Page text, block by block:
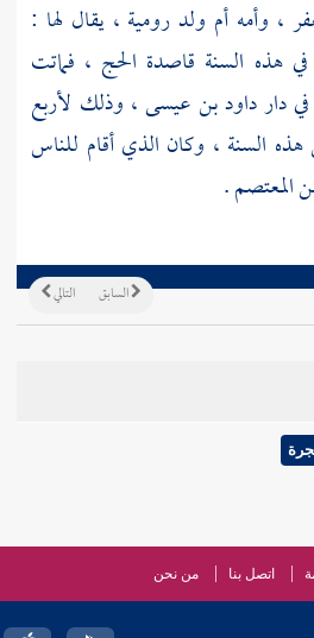
، وأمه أم ولد رومية ، يقال لها :
السنة قاصدة الحج ، فماتت
في دارداود بن عيسى ، وذلك لأربع
السنة ، وكان الذي أقام للناس
المعتصم.
التالي السابق
اتصل بنا من نحن